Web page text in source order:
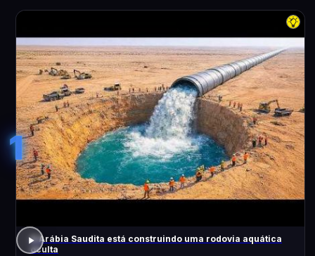
1
A Arábia Saudita está construindo uma rodovia aquática
oculta